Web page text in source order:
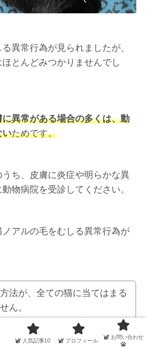
異常行為が見られましたが、
とんどみつかりませんでし
に異常がある場合の多くは、動
いためです。
ち、皮膚に炎症や明らかな異
物病院を受診してください。
アルの毛をむしる異常行為が
法が、全ての猫に当てはまる
ん。
が家の猫が治った事例』とし
てください。
人気記事10 プロフィール
お問い合わせ